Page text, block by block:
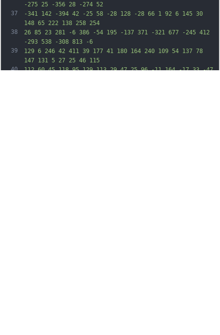
37
38
39
40
-275 25 -356 28 -274 52
-341 142 -394 42 -25 58 -28 128 -28 66 1 92 6 145 30
148 65 222 138 258 254
26 85 23 281 -6 386 -54 195 -137 371 -321 677 -245 412
-293 538 -308 813 -6
129 6 246 42 411 39 177 41 180 164 240 109 54 137 78
147 131 5 27 25 46 115
112 60 45 118 95 129 113 29 47 25 96 -11 164 -17 33 -47